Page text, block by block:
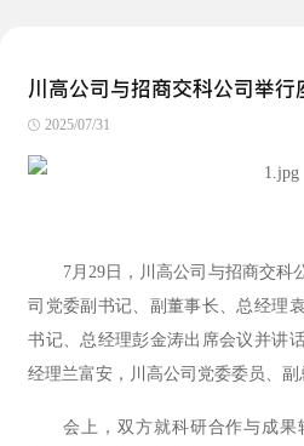
川高公司与招商交科公司举行
2025/07/31
7月29日，川高公司与招商交科
司党委副书记、副董事长、总经理
书记、总经理彭金涛出席会议并讲
经理兰富安，川高公司党委委员、副
会上，双方就科研合作与成